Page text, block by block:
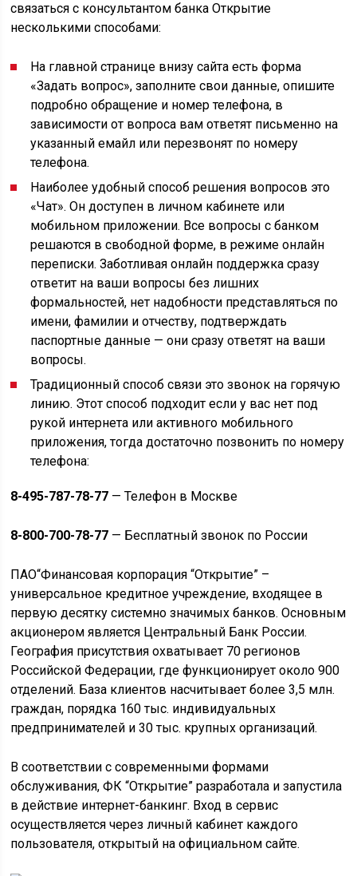
связаться с консультантом банка Открытие
несколькими способами:
На главной странице внизу сайта есть форма
«Задать вопрос», заполните свои данные, опишите
подробно обращение и номер телефона, в
зависимости от вопроса вам ответят письменно на
указанный емайл или перезвонят по номеру
телефона.
Наиболее удобный способ решения вопросов это
«Чат». Он доступен в личном кабинете или
мобильном приложении. Все вопросы с банком
решаются в свободной форме, в режиме онлайн
переписки. Заботливая онлайн поддержка сразу
ответит на ваши вопросы без лишних
формальностей, нет надобности представляться по
имени, фамилии и отчеству, подтверждать
паспортные данные — они сразу ответят на ваши
вопросы.
Традиционный способ связи это звонок на горячую
линию. Этот способ подходит если у вас нет под
рукой интернета или активного мобильного
приложения, тогда достаточно позвонить по номеру
телефона:
8-495-787-78-77 — Телефон в Москве
8-800-700-78-77 — Бесплатный звонок по России
ПАО“Финансовая корпорация “Открытие” –
универсальное кредитное учреждение, входящее в
первую десятку системно значимых банков. Основным
акционером является Центральный Банк России.
География присутствия охватывает 70 регионов
Российской Федерации, где функционирует около 900
отделений. База клиентов насчитывает более 3,5 млн.
граждан, порядка 160 тыс. индивидуальных
предпринимателей и 30 тыс. крупных организаций.
В соответствии с современными формами
обслуживания, ФК “Открытие” разработала и запустила
в действие интернет-банкинг. Вход в сервис
осуществляется через личный кабинет каждого
пользователя, открытый на официальном сайте.